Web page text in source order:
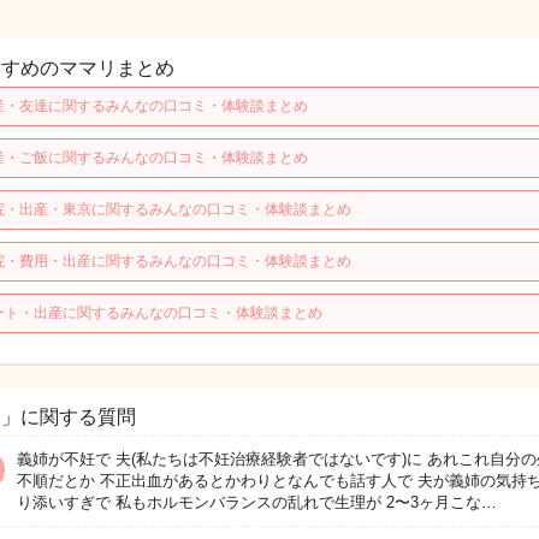
めのママリまとめ
・友達に関するみんなの口コミ・体験談まとめ
・ご飯に関するみんなの口コミ・体験談まとめ
・出産・東京に関するみんなの口コミ・体験談まとめ
・費用・出産に関するみんなの口コミ・体験談まとめ
ト・出産に関するみんなの口コミ・体験談まとめ
に関する質問
義姉が不妊で 夫(私たちは不妊治療経験者ではないです)に あれこれ自分
不順だとか 不正出血があるとかわりとなんでも話す人で 夫が義姉の気持
り添いすぎで 私もホルモンバランスの乱れで生理が 2〜3ヶ月こな…